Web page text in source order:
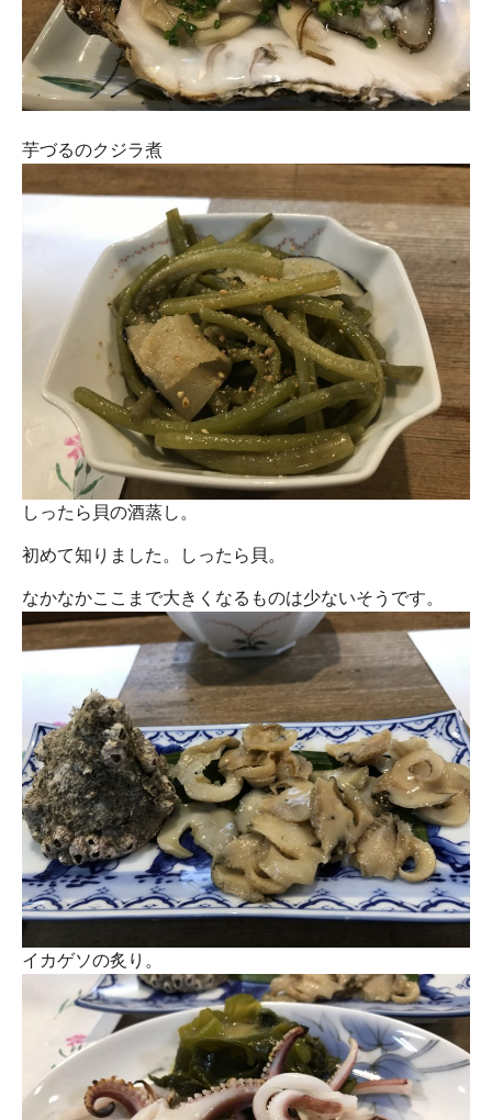
芋づるのクジラ煮
しったら貝の酒蒸し。
初めて知りました。しったら貝。
なかなかここまで大きくなるものは少ないそうです。
イカゲソの炙り。